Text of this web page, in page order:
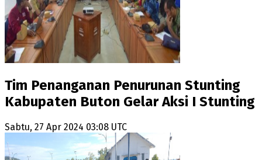
Tim Penanganan Penurunan Stunting
Kabupaten Buton Gelar Aksi I Stunting
Sabtu, 27 Apr 2024 03:08 UTC